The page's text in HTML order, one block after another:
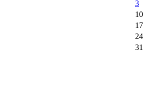
3
10
17
24
31